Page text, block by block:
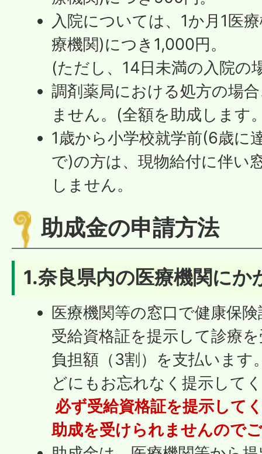
入院については、1か月1医
療機関)につき1,000円。
(ただし、14日未満の入院の
調剤薬局における処方の場
ません。(全額を助成します
1歳から小学校就学前(6歳に
で)の方は、現物給付に伴い
しません。
助成金の申請方法
1.奈良県内の医療機関にか
医療機関等の窓口で健康保
受給資格証を提示して診療
負担額（3割）を支払います
どにもお忘れなく提示して
必ず受給資格証を提示して
助成を受けられませんので